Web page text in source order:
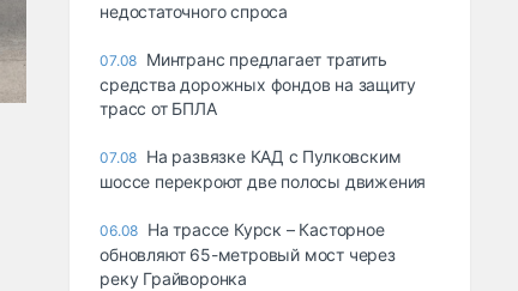
недостаточного спроса
07.08 Минтранс предлагает тратить
средства дорожных фондов на защиту
трасс от БПЛА
07.08 На развязке КАД с Пулковским
шоссе перекроют две полосы движения
06.08 На трассе Курск – Касторное
обновляют 65-метровый мост через
реку Грайворонка